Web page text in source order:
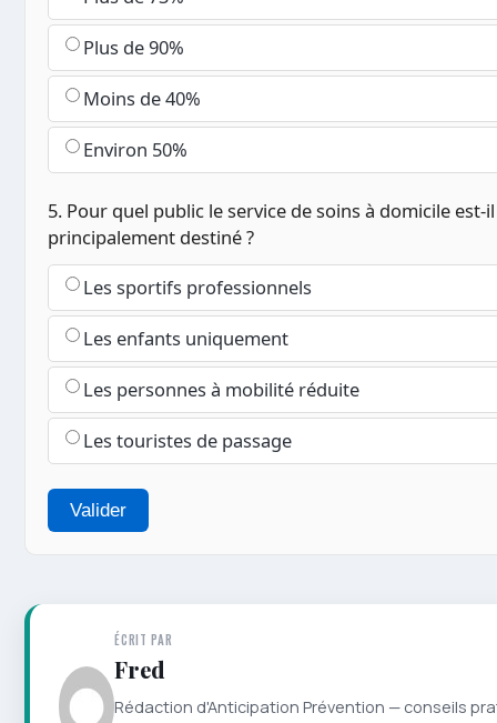
Plus de 90%
Moins de 40%
Environ 50%
5. Pour quel public le service de soins à domicile est-il
principalement destiné ?
Les sportifs professionnels
Les enfants uniquement
Les personnes à mobilité réduite
Les touristes de passage
Valider
ÉCRIT PAR
Fred
Rédaction d'Anticipation Prévention — conseils